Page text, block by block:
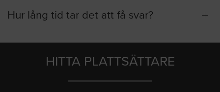
Hur lång tid tar det att få svar?
HITTA PLATTSÄTTARE